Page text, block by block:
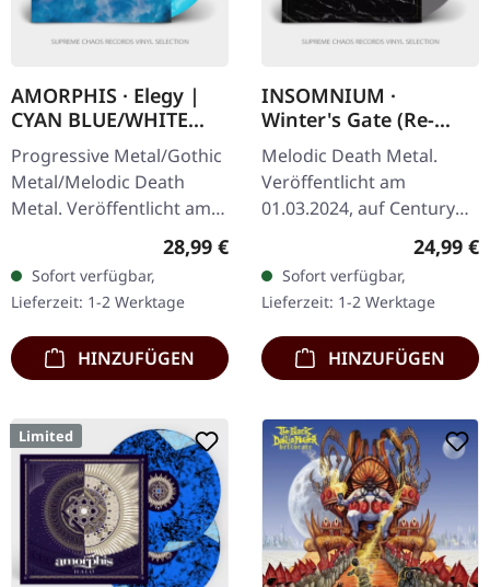
AMORPHIS · Elegy |
CYAN BLUE/WHITE
GALAXY 2LP
Progressive Metal/Gothic
Metal/Melodic Death
Metal. Veröffentlicht am
28.07.2023, auf Relapse
Records. Cyan blau-weiß
Galaxy Effekt Doppel-Vinyl
im…
Regulärer Preis:
28,99 €
Sofort verfügbar,
Lieferzeit: 1-2 Werktage
HINZUFÜGEN
INSOMNIUM ·
Winter's Gate (Re-
Issue 2024) | GREY LP
Melodic Death Metal.
Veröffentlicht am
01.03.2024, auf Century
Media Records. Graues
Vinyl. Limitierte Band-
Auflage. Insomnium
liefern mit „Winter's…
24,99 €
Sofort verfügbar,
Lieferzeit: 1-2 Werktage
HINZUFÜGEN
Limited